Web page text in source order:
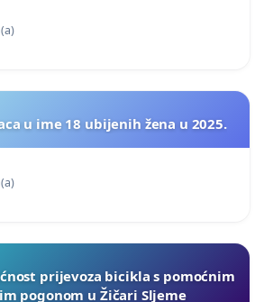
u ime 18 ubijenih žena u 2025.
prijevoza bicikla s pomoćnim
pogonom u Žičari Sljeme